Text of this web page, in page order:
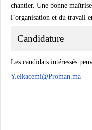
chantier. Une bonne
l’organisation et du travail
Candidature
Les candidats intéressés
Y.elkacemi@Proman.ma